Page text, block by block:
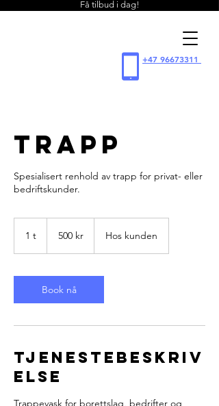
+47 96673311
Få tilbud i dag!
TRAPP
Spesialisert renhold av trapp for privat- eller
bedriftskunder.
1 t
kroner500 kr Hos kunden
Book nå
Tjenestebeskriv
else
Trappevask for borettslag, bedrifter og